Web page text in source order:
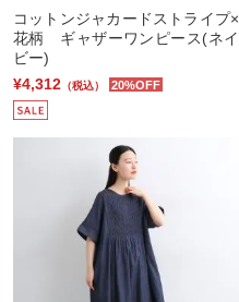
コットンジャカードストライプ×
花柄 ギャザーワンピース(ネイ
ビー)
¥4,312 （税込） 20%OFF